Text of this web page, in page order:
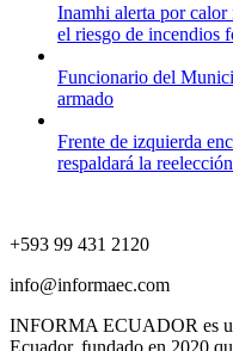
Inamhi alerta por
el riesgo de incendios
Funcionario del
armado
Frente de izquierda
respaldará la
+593 99 431 2120
info@informaec.com
INFORMA ECUADOR es
Ecuador, fundado en 2020